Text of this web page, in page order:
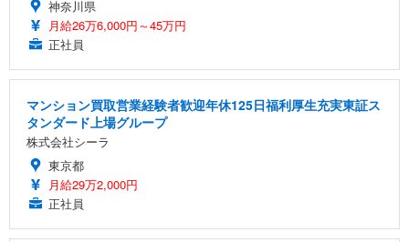
神奈川県
月給26万6,000円～45万円
正社員
マンション買取営業経験者歓迎年休125日福利厚生充実東証ス
タンダード上場グループ
株式会社シーラ
東京都
月給29万2,000円
正社員